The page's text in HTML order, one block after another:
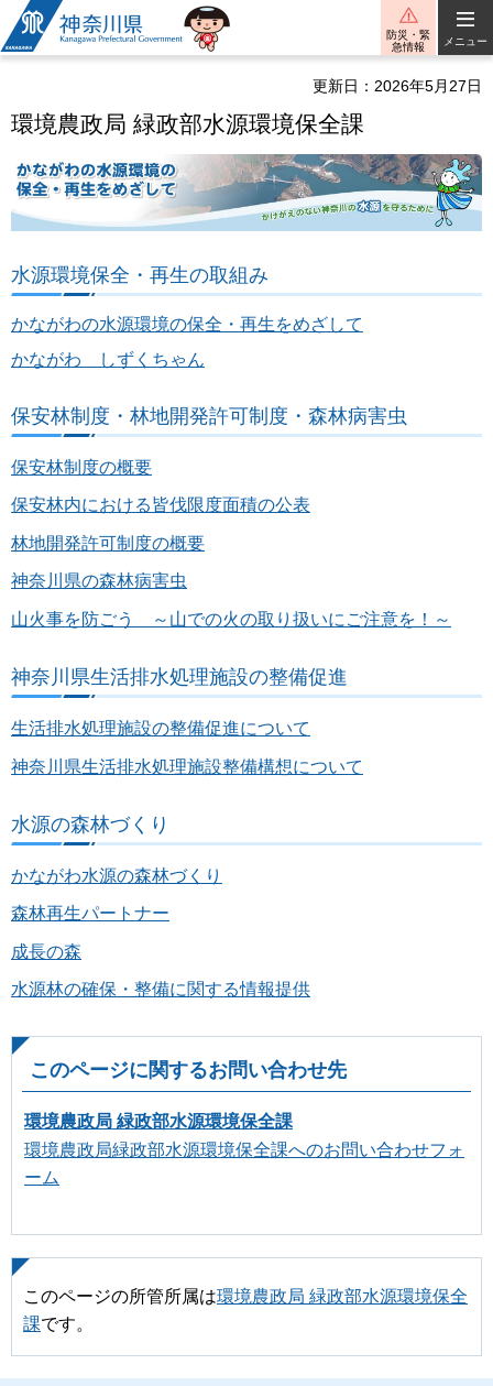
神奈川県
防災・緊
急情報
メニュー
更新日：2026年5月27日
環境農政局 緑政部水源環境保全課
水源環境保全・再生の取組み
かながわの水源環境の保全・再生をめざして
かながわ しずくちゃん
保安林制度・林地開発許可制度・森林病害虫
保安林制度の概要
保安林内における皆伐限度面積の公表
林地開発許可制度の概要
神奈川県の森林病害虫
山火事を防ごう ～山での火の取り扱いにご注意を！～
神奈川県生活排水処理施設の整備促進
生活排水処理施設の整備促進について
神奈川県生活排水処理施設整備構想について
水源の森林づくり
かながわ水源の森林づくり
森林再生パートナー
成長の森
水源林の確保・整備に関する情報提供
このページに関するお問い合わせ先
環境農政局 緑政部水源環境保全課
環境農政局緑政部水源環境保全課へのお問い合わせフォ
ーム
このページの所管所属は環境農政局 緑政部水源環境保全
課です。